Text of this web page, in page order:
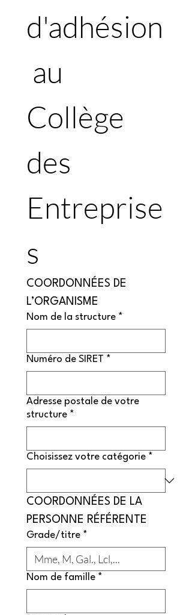
d'adhésion
au
Collège
des
Entreprise
s
COORDONNÉES DE
L’ORGANISME
Nom de la structure *
Numéro de SIRET *
Adresse postale de votre
structure *
Choisissez votre catégorie *
COORDONNÉES DE LA
PERSONNE RÉFÉRENTE
Grade/titre *
Nom de famille *